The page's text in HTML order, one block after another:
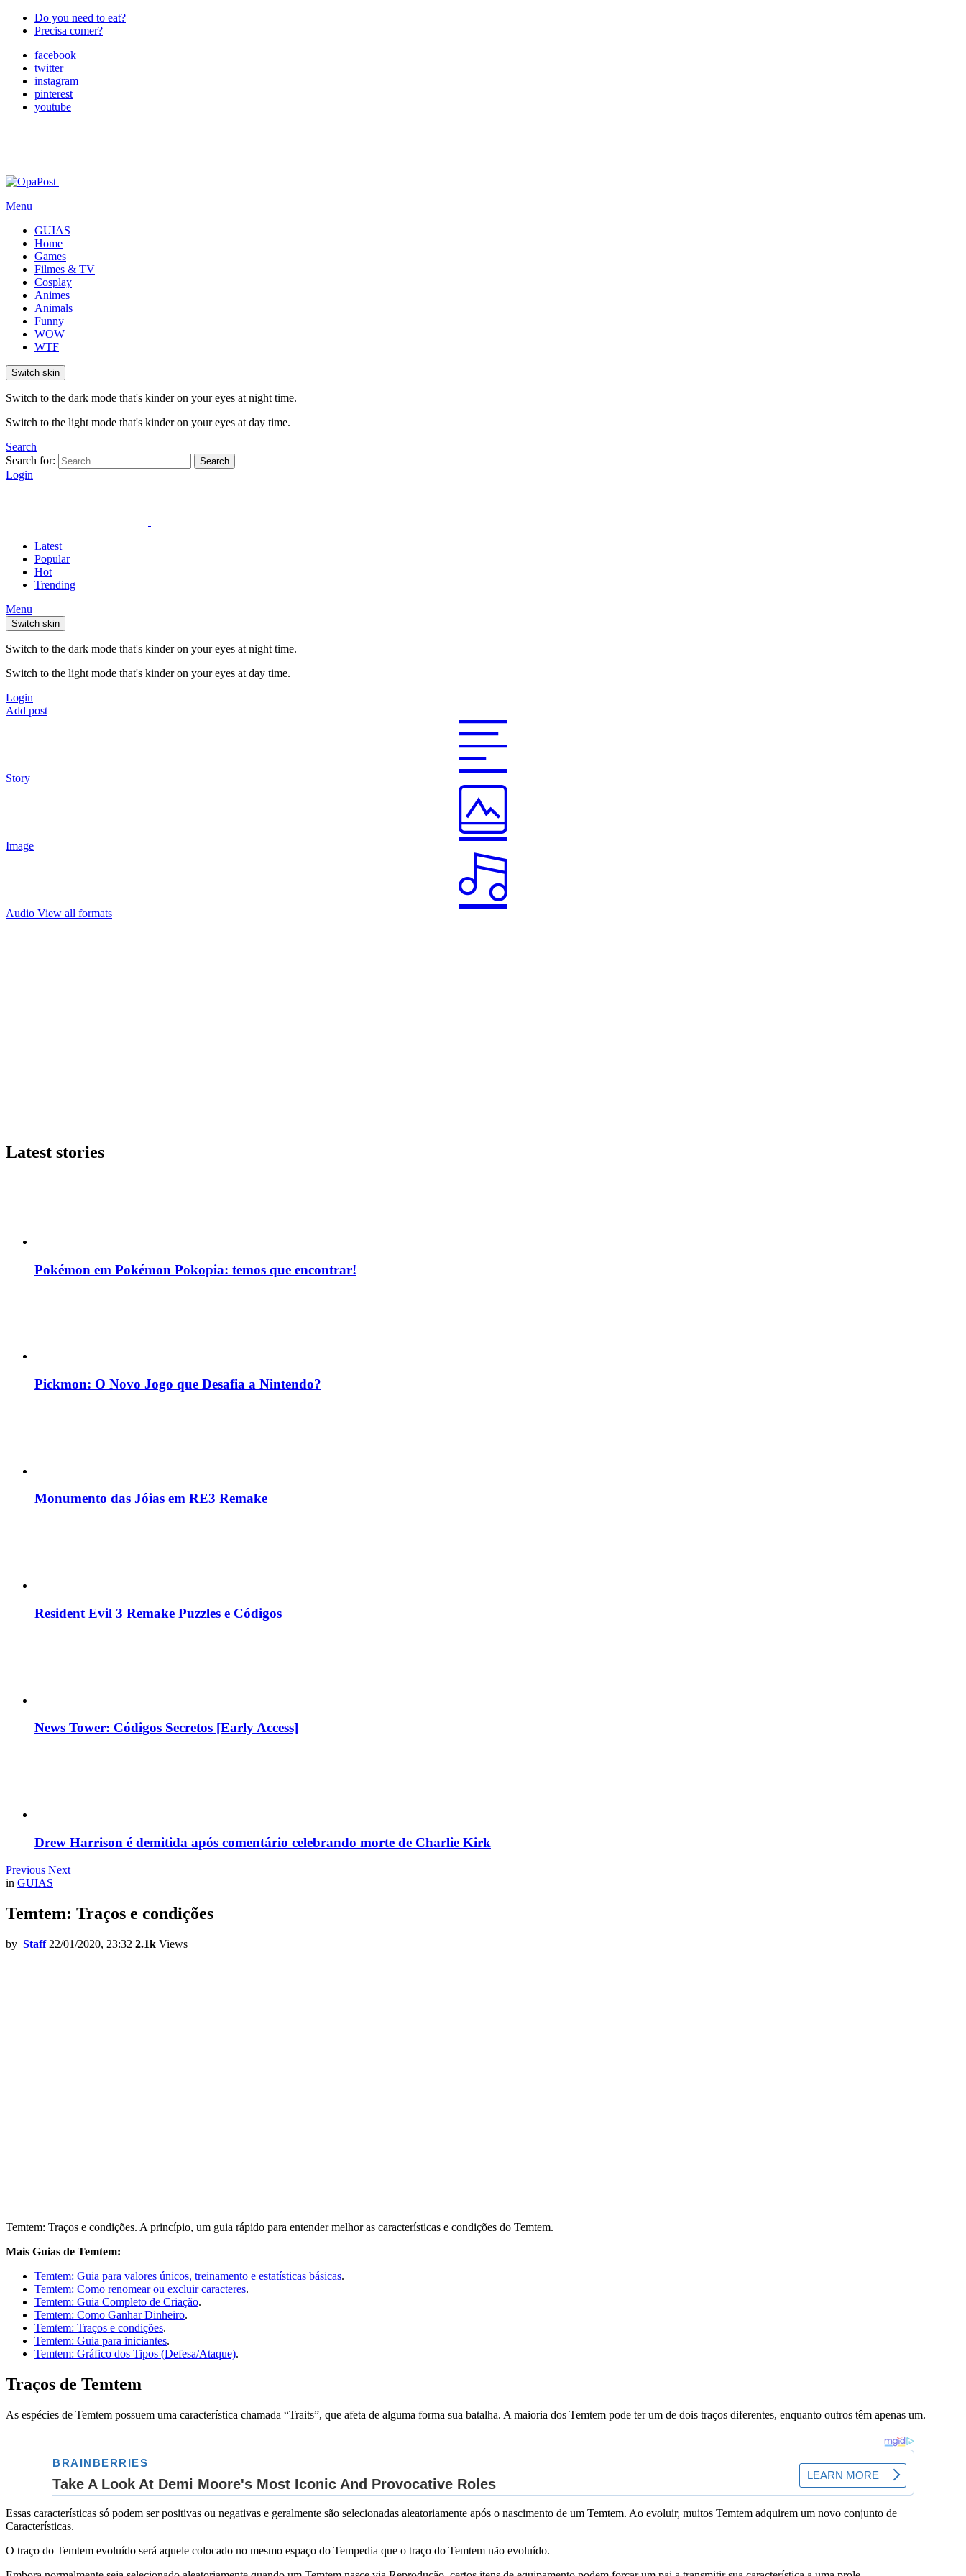
Do you need to eat?
Precisa comer?
facebook
twitter
instagram
pinterest
youtube
Menu
GUIAS
Home
Games
Filmes & TV
Cosplay
Animes
Animals
Funny
WOW
WTF
Switch skin
Switch to the dark mode that's kinder on your eyes at night time.
Switch to the light mode that's kinder on your eyes at day time.
Search
Search for:
Search
Login
Latest
Popular
Hot
Trending
Menu
Switch skin
Switch to the dark mode that's kinder on your eyes at night time.
Switch to the light mode that's kinder on your eyes at day time.
Login
Add post
Story
Image
Audio View all formats
Latest stories
Pokémon em Pokémon Pokopia: temos que encontrar!
Pickmon: O Novo Jogo que Desafia a Nintendo?
Monumento das Jóias em RE3 Remake
Resident Evil 3 Remake Puzzles e Códigos
News Tower: Códigos Secretos [Early Access]
Drew Harrison é demitida após comentário celebrando morte de Charlie Kirk
Previous Next
in GUIAS
Temtem: Traços e condições
by Staff 22/01/2020, 23:32 2.1k Views
Temtem: Traços e condições. A princípio, um guia rápido para entender melhor as características e condições do Temtem.
Mais Guias de Temtem:
Temtem: Guia para valores únicos, treinamento e estatísticas básicas.
Temtem: Como renomear ou excluir caracteres.
Temtem: Guia Completo de Criação.
Temtem: Como Ganhar Dinheiro.
Temtem: Traços e condições.
Temtem: Guia para iniciantes.
Temtem: Gráfico dos Tipos (Defesa/Ataque).
Traços de Temtem
As espécies de Temtem possuem uma característica chamada “Traits”, que afeta de alguma forma sua batalha. A maioria dos Temtem pode ter um de dois traços diferentes, enquanto outros têm apenas um.
Essas características só podem ser positivas ou negativas e geralmente são selecionadas aleatoriamente após o nascimento de um Temtem. Ao evoluir, muitos Temtem adquirem um novo conjunto de
Características.
O traço do Temtem evoluído será aquele colocado no mesmo espaço do Tempedia que o traço do Temtem não evoluído.